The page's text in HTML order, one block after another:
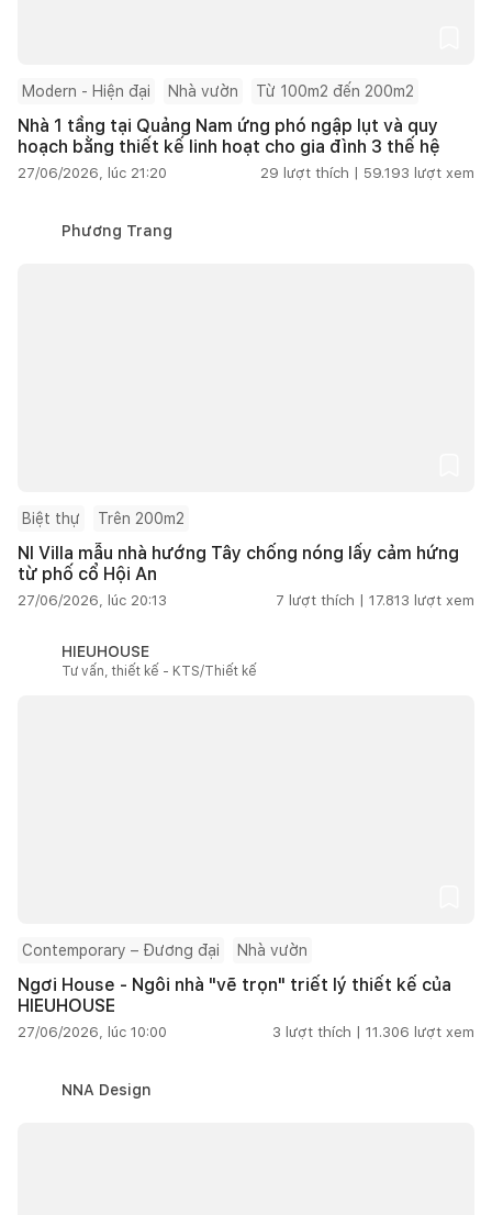
Modern - Hiện đại Nhà vườn Từ 100m2 đến 200m2
Nhà 1 tầng tại Quảng Nam ứng phó ngập lụt và quy
hoạch bằng thiết kế linh hoạt cho gia đình 3 thế hệ
27/06/2026, lúc 21:20 29 lượt thích | 59.193 lượt xem
Phương Trang
Biệt thự Trên 200m2
NI Villa mẫu nhà hướng Tây chống nóng lấy cảm hứng
từ phố cổ Hội An
27/06/2026, lúc 20:13 7 lượt thích | 17.813 lượt xem
HIEUHOUSE
Tư vấn, thiết kế - KTS/Thiết kế
Contemporary – Đương đại Nhà vườn
Ngơi House - Ngôi nhà "vẽ trọn" triết lý thiết kế của
HIEUHOUSE
27/06/2026, lúc 10:00 3 lượt thích | 11.306 lượt xem
NNA Design